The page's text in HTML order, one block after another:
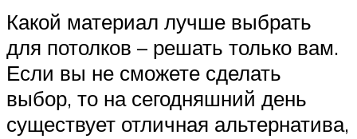
Какой материал лучше выбрать
для потолков – решать только вам.
Если вы не сможете сделать
выбор, то на сегодняшний день
существует отличная альтернатива,